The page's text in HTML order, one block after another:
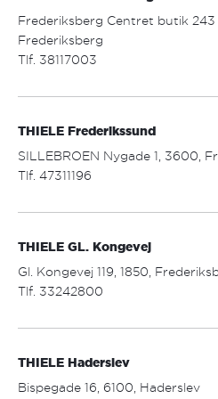
mandag - torsdag: 09.30 - 17.30
fredag: 09.30 - 18.00
lørdag: 09.30 - 13.00
Frederiksberg Centret butik 243
Frederiksberg
Tlf. 38117003
Åbningstider:
mandag - fredag: 10.00 - 19.00
lørdag: 10.00 - 17.00
THIELE Frederikssund
SILLEBROEN Nygade 1, 3600,
Tlf. 47311196
Åbningstider:
mandag - fredag: 10:00 - 19.00
lørdag: 10.00 - 16.00
THIELE GL. Kongevej
Gl. Kongevej 119, 1850,
Tlf. 33242800
Åbningstider:
mandag - torsdag: 09.30 - 17.30
THIELE Haderslev
Bispegade 16, 6100, Haderslev